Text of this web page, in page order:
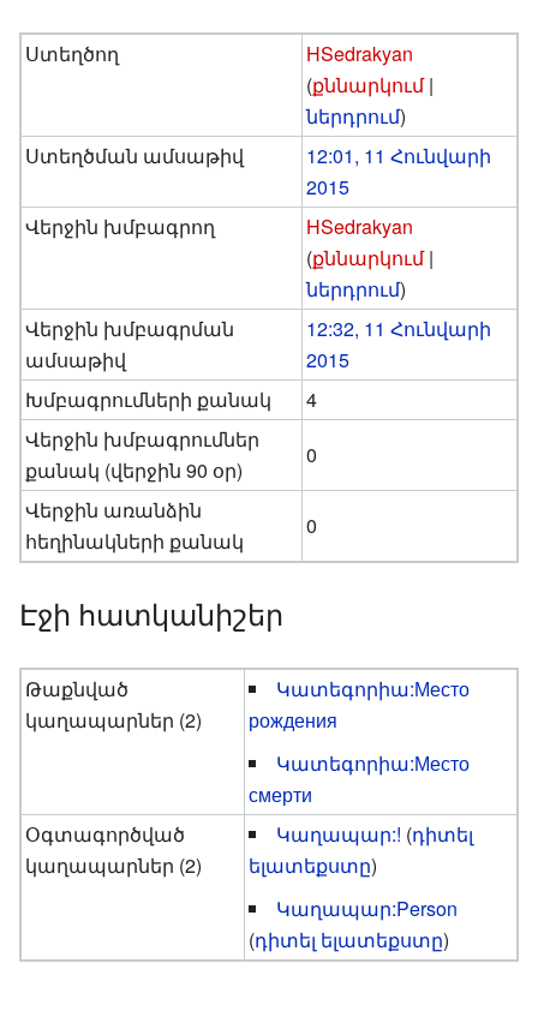
Ստեղծող
HSedrakyan
(քննարկում|
ներդրում)
Ստեղծման ամսաթիվ
12:01, 11 Հունվարի
2015
Վերջին խմբագրող
HSedrakyan
(քննարկում|
ներդրում)
Վերջին խմբագրման
ամսաթիվ
12:32, 11 Հունվարի
2015
Խմբագրումների քանակ
4
Վերջին խմբագրումներ
քանակ (վերջին 90 օր)
0
Վերջին առանձին
հեղինակների քանակ
0
Էջի հատկանիշեր
Թաքնված
կաղապարներ (2)
Կատեգորիա:Место
рождения
Կատեգորիա:Место
смерти
Օգտագործված
կաղապարներ (2)
Կաղապար:! (դիտել
ելատեքստը)
Կաղապար:Person
(դիտել ելատեքստը)